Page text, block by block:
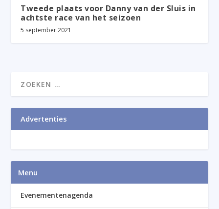
Tweede plaats voor Danny van der Sluis in
achtste race van het seizoen
5 september 2021
Advertenties
Menu
Evenementenagenda